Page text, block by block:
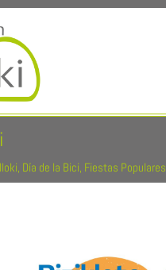
, Día de la Bici, Fiestas Populares